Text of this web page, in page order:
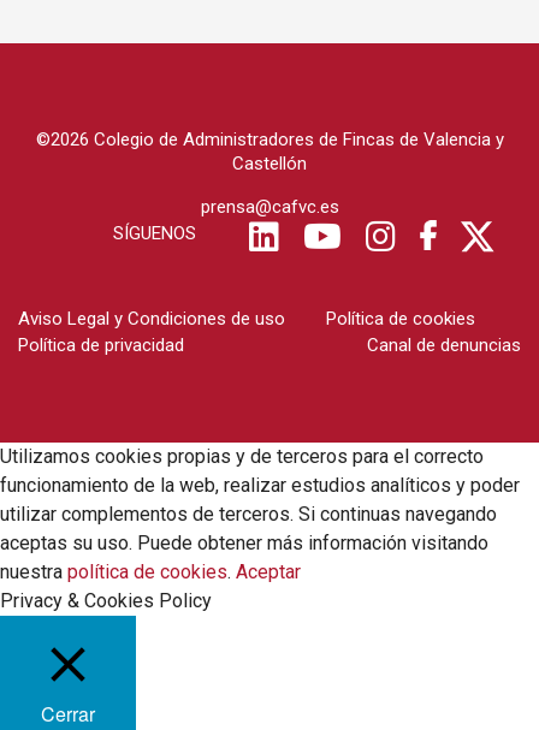
©2026 Colegio de Administradores de Fincas de Valencia y
Castellón
prensa@cafvc.es
SÍGUENOS
Aviso Legal y Condiciones de uso
Política de cookies
Política de privacidad
Canal de denuncias
Utilizamos cookies propias y de terceros para el correcto
funcionamiento de la web, realizar estudios analíticos y poder
utilizar complementos de terceros. Si continuas navegando
aceptas su uso. Puede obtener más información visitando
nuestra política de cookies. Aceptar
Privacy & Cookies Policy
Cerrar